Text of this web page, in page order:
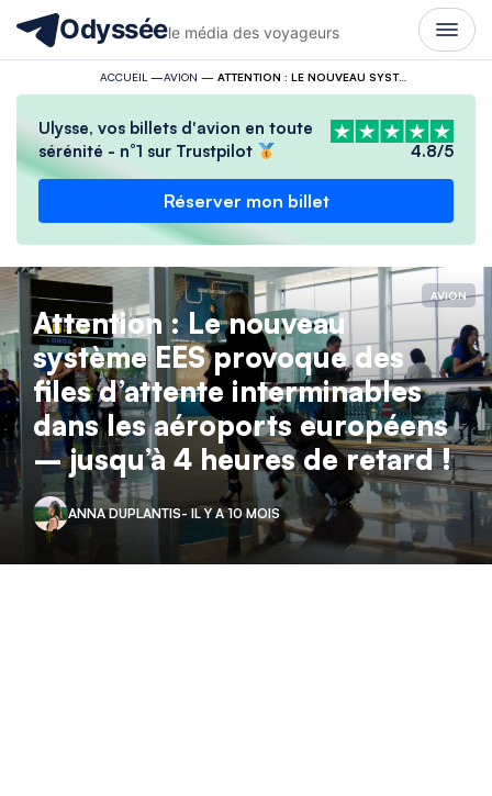
Odysséele média des voyageurs
ACCUEIL —AVION — ATTENTION : LE NOUVEAU SYSTÈME EES PROVOQUE DES FILES D’ATTENTE INTERMINABLES DANS LES AÉROPORTS EUROPÉENS – JUSQU’À 4 HEURES DE RETARD !
Ulysse, vos billets d'avion en toute
sérénité - n°1 sur Trustpilot
4.8/5
Réserver mon billet
AVION
Attention : Le nouveau
système EES provoque des
files d’attente interminables
dans les aéroports européens
– jusqu’à 4 heures de retard !
ANNA DUPLANTIS- IL Y A 10 MOIS